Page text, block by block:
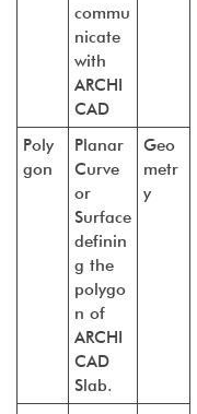
commu
nicate
with
ARCHI
CAD
Poly
gon
Planar
Curve
or
Surface
definin
g the
polygo
n of
ARCHI
CAD
Slab.
Geo
metr
y